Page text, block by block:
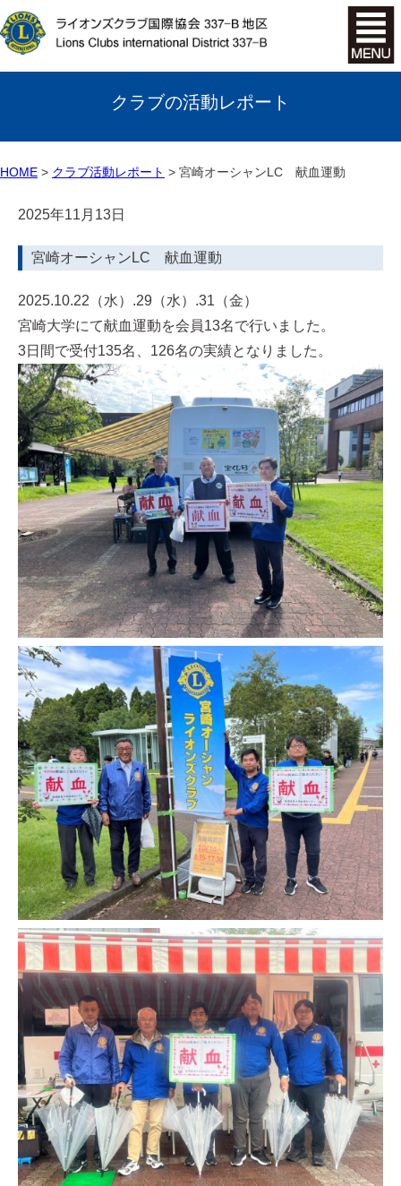
クラブの活動レポート
HOME クラブ活動レポート 宮崎オーシャンLC 献血運動
2025年11月13日
宮崎オーシャンLC 献血運動
2025.10.22（水）.29（水）.31（金）
宮崎大学にて献血運動を会員13名で行いました。
3日間で受付135名、126名の実績となりました。